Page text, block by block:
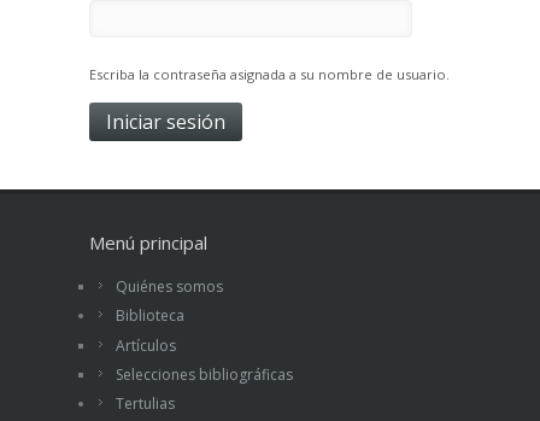
Escriba la contraseña asignada a su nombre de usuario.
Menú principal
Quiénes somos
Biblioteca
Artículos
Selecciones bibliográficas
Tertulias